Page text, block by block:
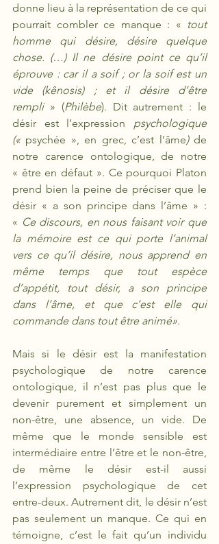
donne lieu à la représentation de ce qui
pourrait combler ce manque : « tout
homme qui désire, désire quelque
chose. (…) Il ne désire point ce qu’il
éprouve : car il a soif ; or la soif est un
vide (kênosis) ; et il désire d’être
rempli » (Philèbe). Dit autrement : le
désir est l’expression psychologique
(« psychée », en grec, c’est l’âme) de
notre carence ontologique, de notre
« être en défaut ». Ce pourquoi Platon
prend bien la peine de préciser que le
désir « a son principe dans l’âme » :
« Ce discours, en nous faisant voir que
la mémoire est ce qui porte l’animal
vers ce qu’il désire, nous apprend en
même temps que tout espèce
d’appétit, tout désir, a son principe
dans l’âme, et que c’est elle qui
commande dans tout être animé».
Mais si le désir est la manifestation
psychologique de notre carence
ontologique, il n’est pas plus que le
devenir purement et simplement un
non-être, une absence, un vide. De
même que le monde sensible est
intermédiaire entre l’être et le non-être,
de même le désir est-il aussi
l’expression psychologique de cet
entre-deux. Autrement dit, le désir n’est
pas seulement un manque. Ce qui en
témoigne, c’est le fait qu’un individu